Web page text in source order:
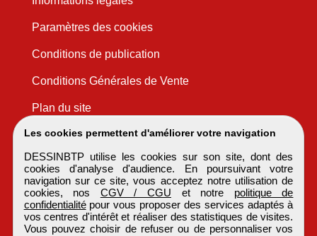
Les cookies permettent d'améliorer votre navigation
DESSINBTP utilise les cookies sur son site, dont des
cookies d'analyse d'audience. En poursuivant votre
navigation sur ce site, vous acceptez notre utilisation de
cookies, nos CGV / CGU et notre politique de
confidentialitépour vous proposer des services adaptés à
vos centres d'intérêt et réaliser des statistiques de visites.
Vous pouvez choisir de refuser ou de personnaliser vos
Paramètres des cookies
Conditions de publication
Conditions Générales de Vente
Plan du site